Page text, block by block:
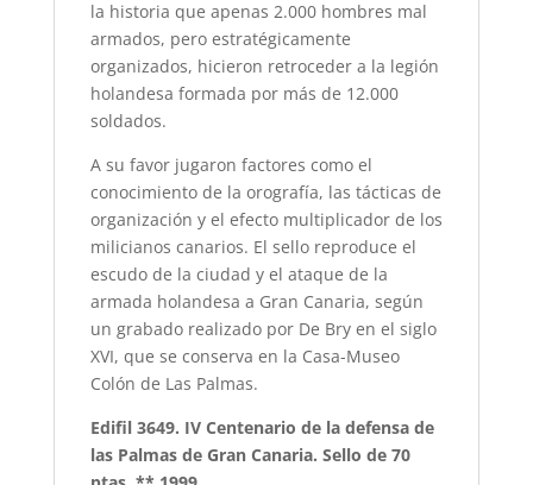
la historia que apenas 2.000 hombres mal
armados, pero estratégicamente
organizados, hicieron retroceder a la legión
holandesa formada por más de 12.000
soldados.
A su favor jugaron factores como el
conocimiento de la orografía, las tácticas de
organización y el efecto multiplicador de los
milicianos canarios. El sello reproduce el
escudo de la ciudad y el ataque de la
armada holandesa a Gran Canaria, según
un grabado realizado por De Bry en el siglo
XVI, que se conserva en la Casa-Museo
Colón de Las Palmas.
Edifil 3649. IV Centenario de la defensa de
las Palmas de Gran Canaria. Sello de 70